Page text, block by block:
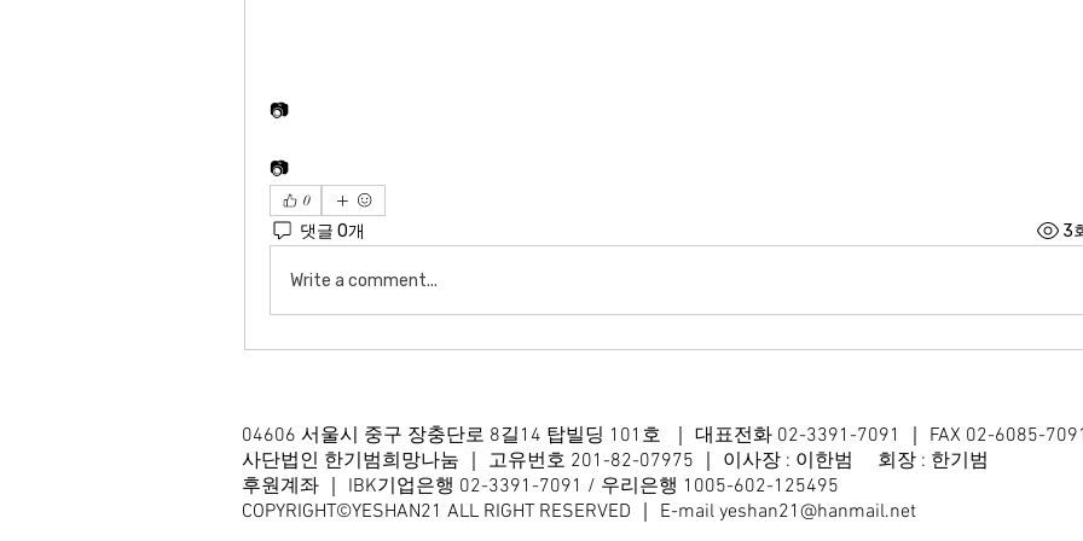
📷
📷
0
댓글 0개 3
Write a comment...
04606 서울시 중구 장충단로 8길14 탑빌딩 101호
｜ 대표전화 02-3391-7091 ｜ FAX 02-6085-7091
사단법인 한기범희망나눔 ｜ 고유번호 201-82-07975 ｜ 이사장 : 이한범 회장 : 한기범
후원계좌 ｜ IBK기업은행 02-3391-7091 / 우리은행 1005-602-125495
COPYRIGHT©YESHAN21 ALL RIGHT RESERVED ｜ E-mail yeshan21@hanmail.net